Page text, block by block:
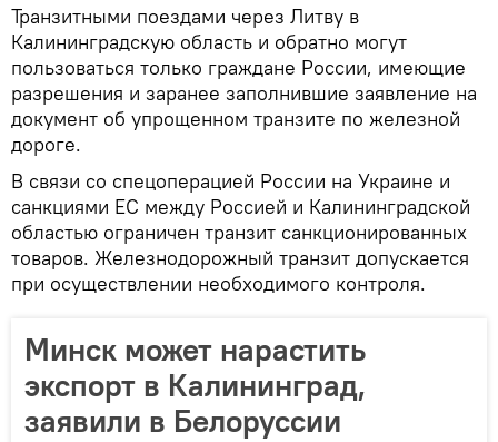
Транзитными поездами через Литву в
Калининградскую область и обратно могут
пользоваться только граждане России, имеющие
разрешения и заранее заполнившие заявление на
документ об упрощенном транзите по железной
дороге.
В связи со спецоперацией России на Украине и
санкциями ЕС между Россией и Калининградской
областью ограничен транзит санкционированных
товаров. Железнодорожный транзит допускается
при осуществлении необходимого контроля.
Минск может нарастить
экспорт в Калининград,
заявили в Белоруссии